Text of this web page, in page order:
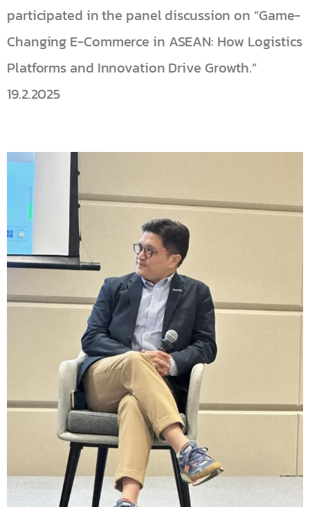
participated in the panel discussion on “Game-
Changing E-Commerce in ASEAN: How Logistics
Platforms and Innovation Drive Growth.”
19.2.2025